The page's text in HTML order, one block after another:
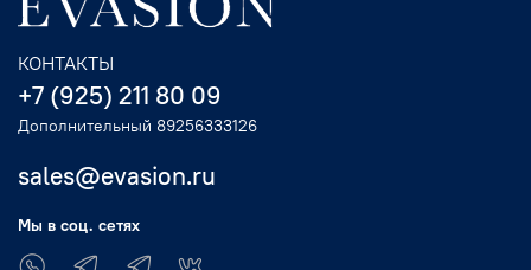
КОНТАКТЫ
+7 (925) 211 80 09
Дополнительный 89256333126
sales@evasion.ru
Мы в соц. сетях